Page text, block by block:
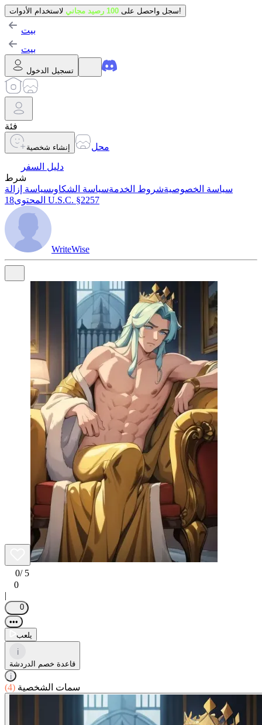
سجل واحصل على 100 رصيد مجاني لاستخدام الأدوات!
بيت
بيت
تسجيل الدخول
فئة
إنشاء شخصية
محل
دليل السفر
شرط
سياسة الخصوصيةشروط الخدمةسياسة الشكاوىسياسة إزالة
المحتوى 18 U.S.C. §2257
WriteWise
0/ 5
0
|
0
•••
يلعب
i
قاعدة خصم الدردشة
i
سمات الشخصية (4)